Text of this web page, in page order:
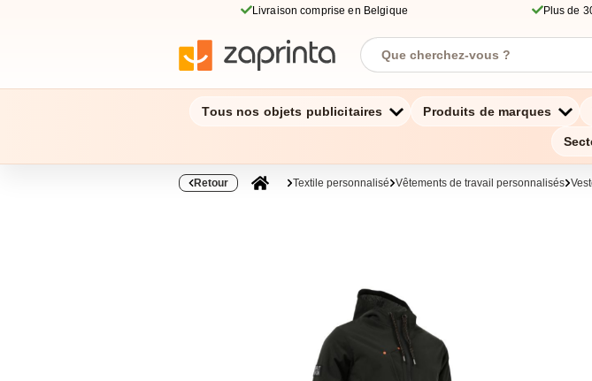
Livraison comprise en Belgique Plus de
Tous nos objets publicitaires Produits de marques
Retour Textile personnalisé Vêtements de travail personnalisés